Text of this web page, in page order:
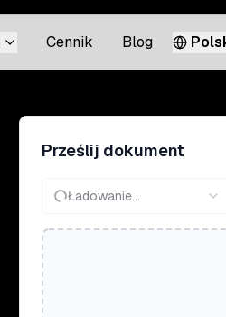
Cennik Blog
Prześlij dokument
Ładowanie...